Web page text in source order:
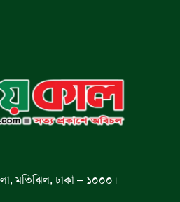
মতিঝিল, ঢাকা – ১০০০।